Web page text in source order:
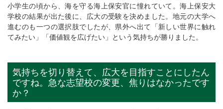
小学生の頃から、海を守る海上保安官に憧れていて。海上保安大
学校の結果が出た後に、広大の受験を決めました。地元の大学へ
進むのも一つの選択肢でしたが、県外へ出て「新しい世界に触れ
てみたい」「価値観を広げたい」という気持ちが勝りました。
気持ちを切り替えて、広大を目指すことにしたん
ですね。急な志望校の変更、焦りはなかったです
か？